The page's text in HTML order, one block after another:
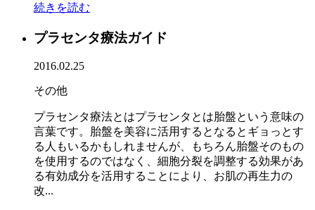
続きを読む
プラセンタ療法ガイド
2016.02.25
その他
プラセンタ療法とはプラセンタとは胎盤という意味の
言葉です。胎盤を美容に活用するとなるとギョっとす
る人もいるかもしれませんが、もちろん胎盤そのもの
を使用するのではなく、細胞分裂を調整する効果があ
る有効成分を活用することにより、お肌の再生力の
改...